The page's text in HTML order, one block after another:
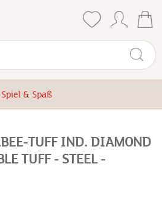
Spiel & Spaß
TUFF IND. DIAMOND
TUFF - STEEL -